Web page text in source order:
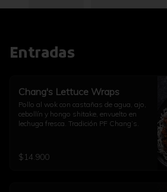
Entradas
Chang's Lettuce Wraps
Pollo al wok con castañas de agua, ajo,
cebollín y hongo shitake, envuelto en
lechuga fresca. Tradición PF Chang’s.
$14.900